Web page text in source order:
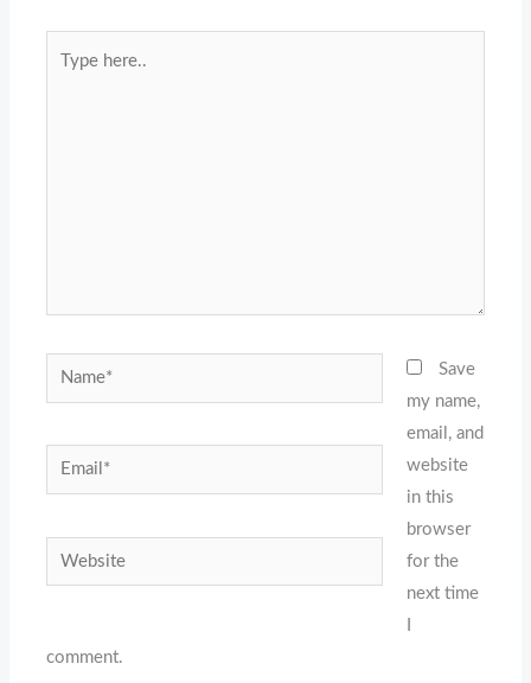
Name*
Email*
Website
Save
my name,
email, and
website
in this
browser
for the
next time
comment.